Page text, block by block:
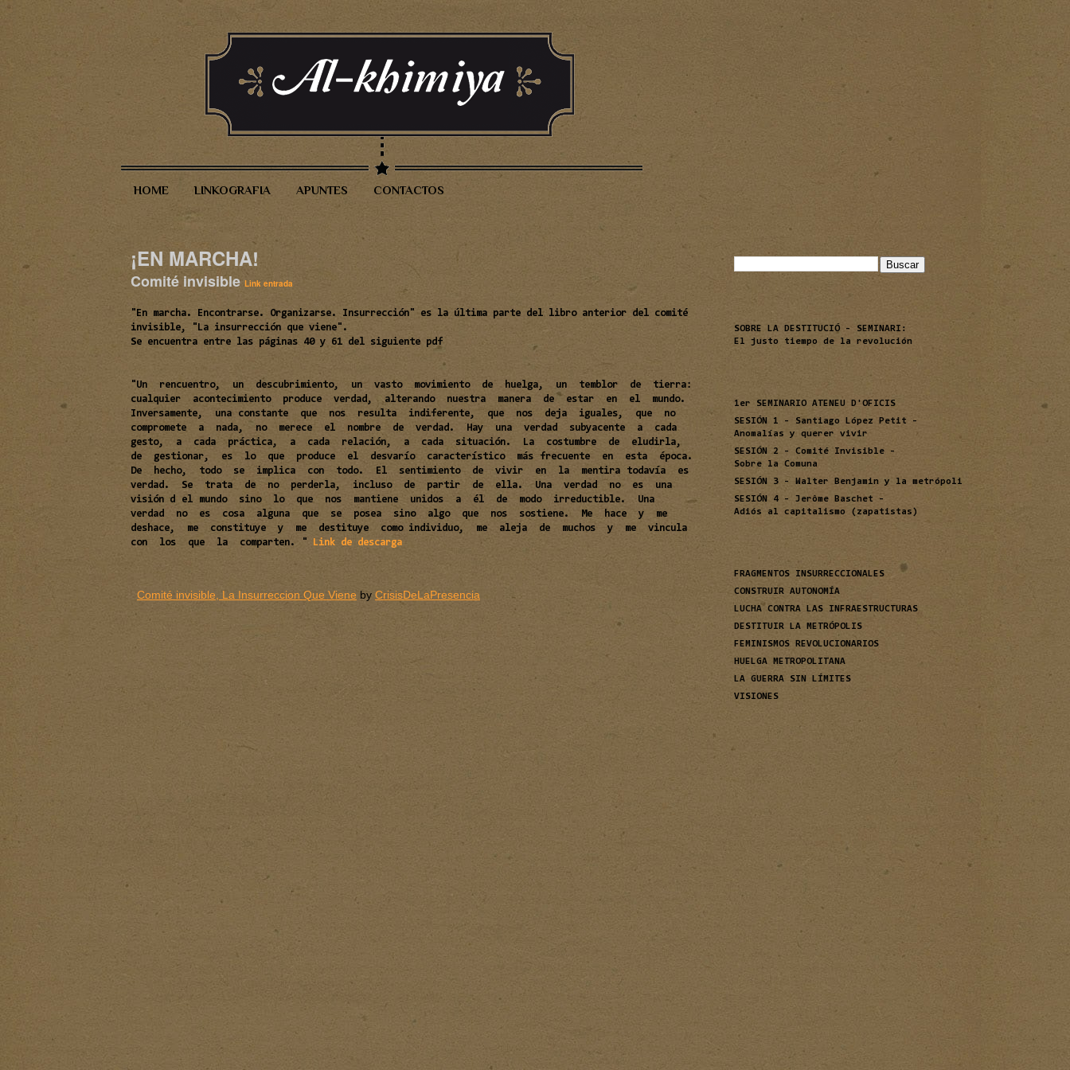
HOME LINKOGRAFIA APUNTES CONTACTOS
¡EN MARCHA!
Comité invisible Link entrada
"En marcha. Encontrarse. Organizarse. Insurrección" es la última parte del libro anterior del comité
invisible, "La insurrección que viene".
Se encuentra entre las páginas 40 y 61 del siguiente pdf
"Un rencuentro, un descubrimiento, un vasto movimiento de huelga, un temblor de tierra:
cualquier acontecimiento produce verdad, alterando nuestra manera de estar en el mundo.
Inversamente, una constante que nos resulta indiferente, que nos deja iguales, que no
compromete a nada, no merece el nombre de verdad. Hay una verdad subyacente a cada
gesto, a cada práctica, a cada relación, a cada situación. La costumbre de eludirla,
de gestionar, es lo que produce el desvarío característico más frecuente en esta época.
De hecho, todo se implica con todo. El sentimiento de vivir en la mentira todavía es
verdad. Se trata de no perderla, incluso de partir de ella. Una verdad no es una
visión d el mundo sino lo que nos mantiene unidos a él de modo irreductible. Una
verdad no es cosa alguna que se posea sino algo que nos sostiene. Me hace y me
deshace, me constituye y me destituye como individuo, me aleja de muchos y me vincula
con los que la comparten. "
Link de descarga
Comité invisible, La Insurreccion Que Viene by CrisisDeLaPresencia
SOBRE LA DESTITUCIÓ - SEMINARI:
El justo tiempo de la revolución
1er SEMINARIO ATENEU D'OFICIS
SESIÓN 1 - Santiago López Petit -
Anomalías y querer vivir
SESIÓN 2 - Comité Invisible -
Sobre la Comuna
SESIÓN 3 - Walter Benjamin y la metrópoli
SESIÓN 4 - Jerôme Baschet -
Adiós al capitalismo (zapatistas)
FRAGMENTOS INSURRECCIONALES
CONSTRUIR AUTONOMÍA
LUCHA CONTRA LAS INFRAESTRUCTURAS
DESTITUIR LA METRÓPOLIS
FEMINISMOS REVOLUCIONARIOS
HUELGA METROPOLITANA
LA GUERRA SIN LÍMITES
VISIONES